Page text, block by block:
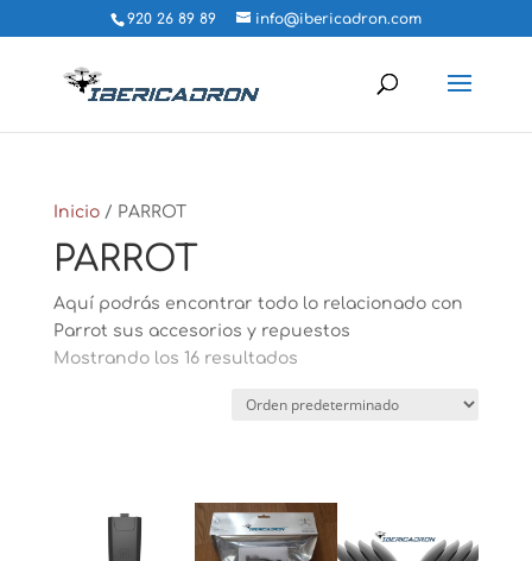
920 26 89 89 info@ibericadron.com
Inicio/ PARROT
PARROT
Aquí podrás encontrar todo lo relacionado con
Parrot sus accesorios y repuestos
Mostrando los 16 resultados